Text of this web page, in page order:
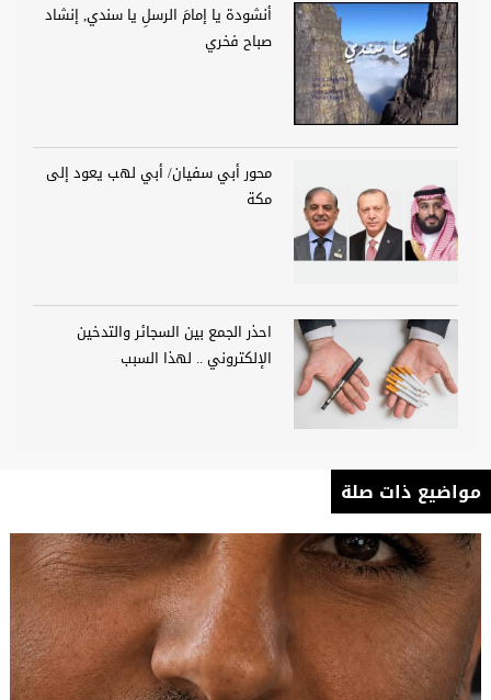
أنشودة يا إمامَ الرسلِ يا سندي, إنشاد
صباح فخري
محور أبي سفيان/ أبي لهب يعود إلى
مكة
احذر الجمع بين السجائر والتدخين
الإلكتروني .. لهذا السبب
مواضيع ذات صلة